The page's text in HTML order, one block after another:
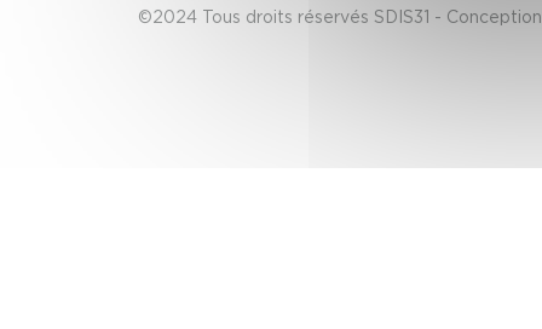
©2024 Tous droits réservés SDIS31 -